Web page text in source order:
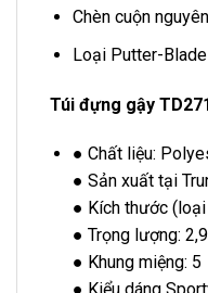
Chèn cuộn
Loại Putter-Blade
Túi đựng gậy
● Chất liệu:
● Sản xuất tại
● Kích thước
● Trọng lượng:
● Khung miệng: 5